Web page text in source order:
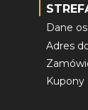
Dane
Adres
Kupony